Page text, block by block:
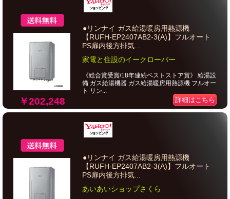
￥202,248
●リンナイ ガス給湯暖房用熱源機
【RUFH-EP2407AB2-3(A)】フルオート
PS扉内後方排気...
家電と住設のイークローバー
《総合賞受賞/18年連続ベストストア賞》 給湯設
備 ガス給湯機器 ガス給湯暖房用熱源機 フルオー
ト リン...
詳細はこちら
●リンナイ ガス給湯暖房用熱源機
【RUFH-EP2407AB2-3(A)】フルオート
PS扉内後方排気...
あいあいショップさくら